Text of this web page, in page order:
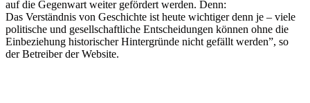
auf die Gegenwart weiter gefördert werden. Denn:
Das Verständnis von Geschichte ist heute wichtiger denn je – viele
politische und gesellschaftliche Entscheidungen können ohne die
Einbeziehung historischer Hintergründe nicht gefällt werden”, so
der Betreiber der Website.